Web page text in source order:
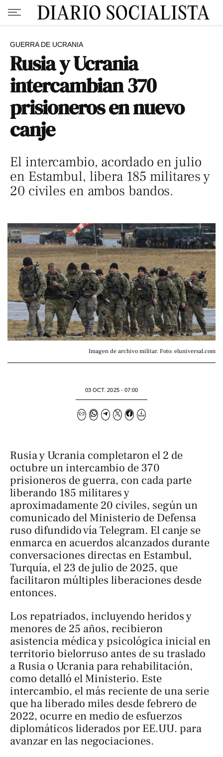
GUERRA DE UCRANIA
Rusia y Ucrania
intercambian 370
prisioneros en nuevo
canje
El intercambio, acordado en julio
en Estambul, libera 185 militares y
20 civiles en ambos bandos.
Imagen de archivo militar. Foto: eluniversal.com
03 OCT. 2025 - 07:00
Rusia y Ucrania completaron el 2 de
octubre un intercambio de 370
prisioneros de guerra, con cada parte
liberando 185 militares y
aproximadamente 20 civiles, según un
comunicado del Ministerio de Defensa
ruso difundido vía Telegram. El canje se
enmarca en acuerdos alcanzados durante
conversaciones directas en Estambul,
Turquía, el 23 de julio de 2025, que
facilitaron múltiples liberaciones desde
entonces.
Los repatriados, incluyendo heridos y
menores de 25 años, recibieron
asistencia médica y psicológica inicial en
territorio bielorruso antes de su traslado
a Rusia o Ucrania para rehabilitación,
como detalló el Ministerio. Este
intercambio, el más reciente de una serie
que ha liberado miles desde febrero de
2022, ocurre en medio de esfuerzos
diplomáticos liderados por EE.UU. para
avanzar en las negociaciones.